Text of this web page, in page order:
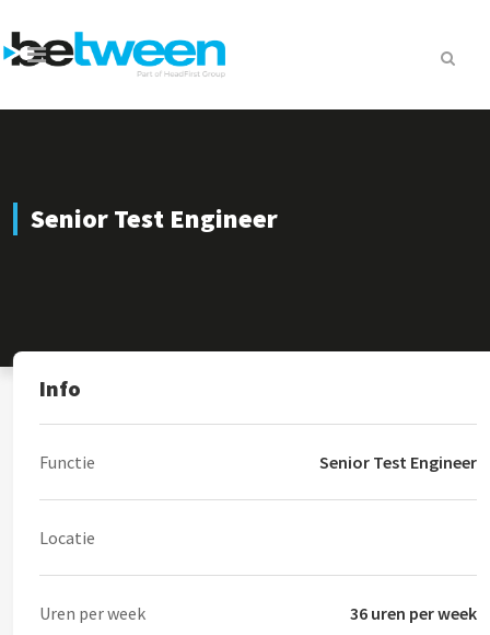
Senior Test Engineer
Info
Functie Senior Test Engineer
Locatie
Uren per week 36 uren per week